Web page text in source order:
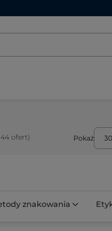
ofert) Pokaż 30
znakowania